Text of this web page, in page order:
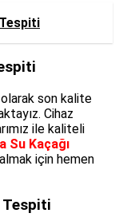
olarak son kalite
Cihaz
ile kaliteli
Su Kaçağı
için hemen
Tespiti